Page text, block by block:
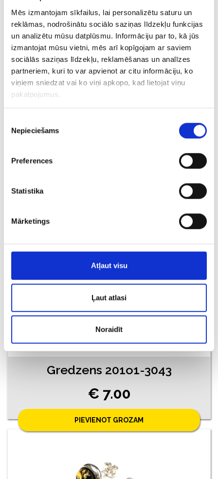
Mēs izmantojam sīkfailus, lai personalizētu saturu un
reklāmas, nodrošinātu sociālo saziņas līdzekļu funkcijas
un analizētu mūsu datplūsmu. Informāciju par to, kā jūs
izmantojat mūsu vietni, mēs arī kopīgojam ar saviem
sociālās saziņas līdzekļu, reklamēšanas un analīzes
partneriem, kuri to var apvienot ar citu informāciju, ko
viņiem sniedzat vai ko viņi apkopo, kad lietojat viņu
pakalpojumus.
izvēle
Nepieciešams
Preferences
Statistika
Mārketings
Atļaut visu
Ļaut atlasi
Noraidīt
€ 11.00
PIEVIENOT GROZAM
Gredzens 201o1-3043
€ 7.00
PIEVIENOT GROZAM